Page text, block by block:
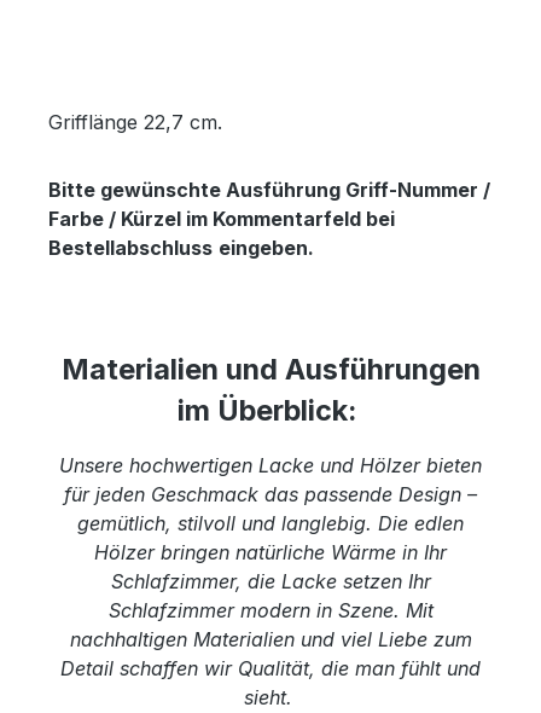
Grifflänge 22,7 cm.
Bitte gewünschte Ausführung Griff-Nummer /
Farbe / Kürzel im Kommentarfeld bei
Bestellabschluss eingeben.
Materialien und Ausführungen
im Überblick:
Unsere hochwertigen Lacke und Hölzer bieten
für jeden Geschmack das passende Design –
gemütlich, stilvoll und langlebig. Die edlen
Hölzer bringen natürliche Wärme in Ihr
Schlafzimmer, die Lacke setzen Ihr
Schlafzimmer modern in Szene. Mit
nachhaltigen Materialien und viel Liebe zum
Detail schaffen wir Qualität, die man fühlt und
sieht.